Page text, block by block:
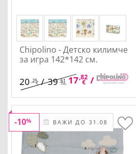
Chipolino - Детско килимче
за игра 142*142 см.
20 ,25€/39 ,61
лв. 17,82
€ / 34,85
лв.
ВАЖИ ДО 31.08
-10%